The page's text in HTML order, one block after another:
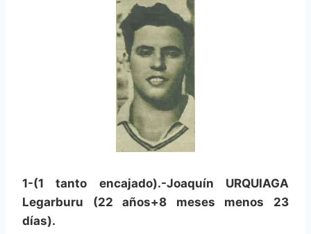
1-(1 tanto encajado).-Joaquín URQUIAGA
Legarburu (22 años+8 meses menos 23
días).